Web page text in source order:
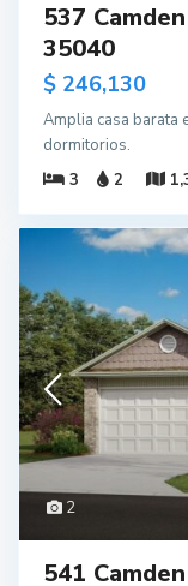
537
35040
$ 246,130
Amplia casa barata
dormitorios.
3
2
2
541